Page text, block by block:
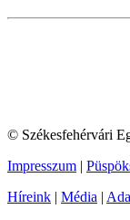
© Székesfehérvári
Impresszum |
Híreink | Média |